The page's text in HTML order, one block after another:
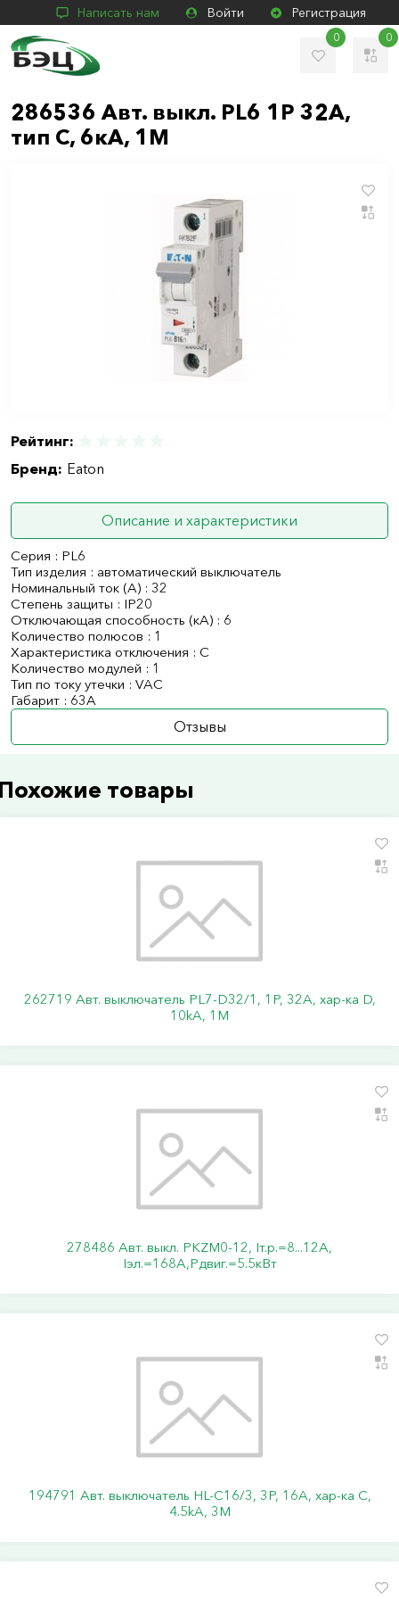
Написать нам Войти Регистрация
0 0
286536 Авт. выкл. PL6 1P 32А,
тип С, 6кА, 1M
Рейтинг:
Бренд: Eaton
Описание и характеристики
Серия : PL6
Тип изделия : автоматический выключатель
Номинальный ток (А) : 32
Степень защиты : IP20
Отключающая способность (кА) : 6
Количество полюсов : 1
Характеристика отключения : C
Количество модулей : 1
Тип по току утечки : VAC
Габарит : 63А
Отзывы
товары
262719 Авт. выключатель PL7-D32/1, 1P, 32A, хар-ка D,
10kA, 1M
278486 Авт. выкл. PKZM0-12, Iт.р.=8...12А,
Iэл.=168А,Pдвиг.=5.5кВт
194791 Авт. выключатель HL-C16/3, 3P, 16A, хар-ка C,
4.5kA, 3M